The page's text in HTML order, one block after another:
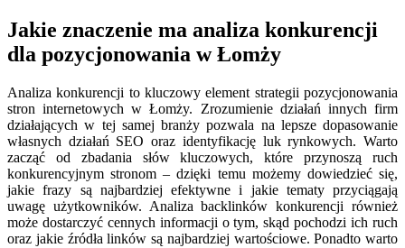
Jakie znaczenie ma analiza konkurencji
dla pozycjonowania w Łomży
Analiza konkurencji to kluczowy element strategii pozycjonowania
stron internetowych w Łomży. Zrozumienie działań innych firm
działających w tej samej branży pozwala na lepsze dopasowanie
własnych działań SEO oraz identyfikację luk rynkowych. Warto
zacząć od zbadania słów kluczowych, które przynoszą ruch
konkurencyjnym stronom – dzięki temu możemy dowiedzieć się,
jakie frazy są najbardziej efektywne i jakie tematy przyciągają
uwagę użytkowników. Analiza backlinków konkurencji również
może dostarczyć cennych informacji o tym, skąd pochodzi ich ruch
oraz jakie źródła linków są najbardziej wartościowe. Ponadto warto